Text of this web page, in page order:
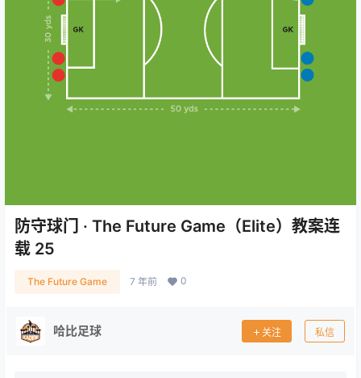
防守球门 · The Future Game（Elite）教案连
载 25
The Future Game 7 年前 0
哈比足球 关注 私信